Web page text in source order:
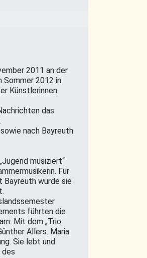
2011 an der
Sommer 2012 in
Künstlerinnen
das
nach Bayreuth
musiziert“
Für
Bayreuth wurde sie
führten die
Mit dem „Trio
Allers. Maria
Sie lebt und